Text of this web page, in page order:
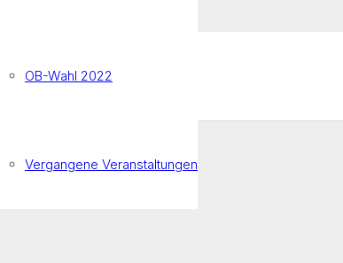
OB-Wahl 2022
Vergangene Veranstaltungen